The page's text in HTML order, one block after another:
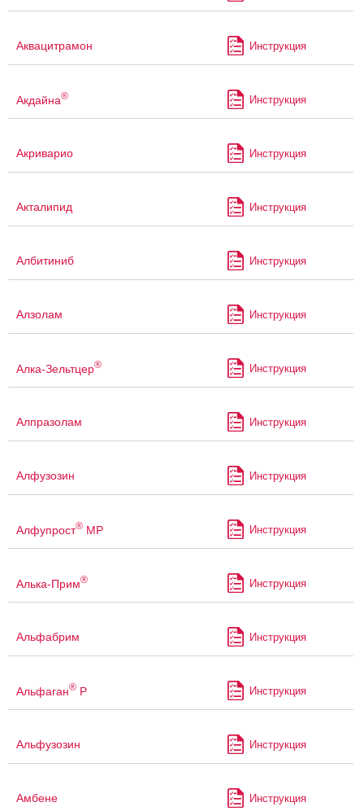
Аквацитрамон Инструкция
Акдайна® Инструкция
Акриварио Инструкция
Акталипид Инструкция
Албитиниб Инструкция
Алзолам Инструкция
Алка-Зельтцер® Инструкция
Алпразолам Инструкция
Алфузозин Инструкция
Алфупрост® МР Инструкция
Алька-Прим® Инструкция
Альфабрим Инструкция
Альфаган® Р Инструкция
Альфузозин Инструкция
Амбене Инструкция